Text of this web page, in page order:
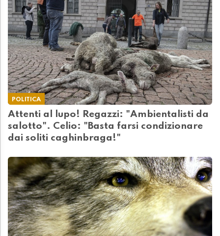
POLITICA
Attenti al lupo! Regazzi: "Ambientalisti da
salotto". Celio: "Basta farsi condizionare
dai soliti caghinbraga!"